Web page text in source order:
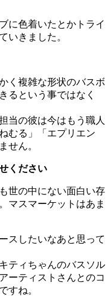
に色着いたとかトライ
いきました。
く複雑な形状のバスボ
るという事ではなく
当の彼は今はもう職人
むる」「エプリエン
せん。
ください
世の中にない面白い存
マスマーケットはあま
スしたいなあと思って
ティちゃんのバスソル
ーティストさんとのコ
すね。